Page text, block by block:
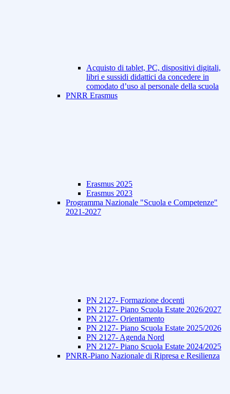
Acquisto di tablet, PC, dispositivi digitali,
libri e sussidi didattici da concedere in
comodato d’uso al personale della scuola
PNRR Erasmus
Erasmus 2025
Erasmus 2023
Programma Nazionale "Scuola e Competenze"
2021-2027
PN 2127- Formazione docenti
PN 2127- Piano Scuola Estate 2026/2027
PN 2127- Orientamento
PN 2127- Piano Scuola Estate 2025/2026
PN 2127- Agenda Nord
PN 2127- Piano Scuola Estate 2024/2025
PNRR-Piano Nazionale di Ripresa e Resilienza